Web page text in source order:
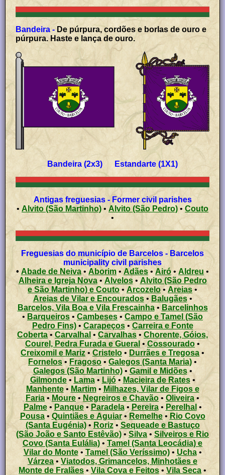
Bandeira - De púrpura, cordões e borlas de ouro e
púrpura. Haste e lança de ouro.
Bandeira (2x3) Estandarte (1X1)
Antigas freguesias - Former civil parishes
•
Alvito (São Martinho)• Alvito (São Pedro) • Couto
•
Freguesias do município de Barcelos - Barcelos
municipality civil parishes
• Abade de Neiva• Aborim • Adães • Airó • Aldreu •
Alheira e Igreja Nova• Alvelos• Alvito (São Pedro
e São Martinho) e Couto • Arcozelo • Areias•
Areias de Vilar e Encourados• Balugães•
Barcelos, Vila Boa e Vila Frescainha• Barcelinhos
• Barqueiros • Cambeses •Campo e Tamel (São
Pedro Fins)• Carapeços• Carreira e Fonte
Coberta • Carvalhal • Carvalhas • Chorente, Góios,
Courel, Pedra Furada e Gueral •Cossourado •
Creixomil e Mariz•Cristelo • Durrães e Tregosa •
Fornelos • Fragoso • Galegos (Santa Maria) •
Galegos (São Martinho)• Gamil e Midões•
Gilmonde• Lama• Lijó• Macieira de Rates•
Manhente• Martim• Milhazes, Vilar de Figos e
Faria• Moure• Negreiros e Chavão • Oliveira•
Palme• Panque•Paradela•Pereira• Perelhal •
Pousa• Quintiães e Aguiar• Remelhe• Rio Covo
(Santa Eugénia)• Roriz• Sequeade e Bastuço
(São João e Santo Estêvão) • Silva • Silveiros e Rio
Covo (Santa Eulália) • Tamel (Santa Leocádia) e
Vilar do Monte•Tamel (São Veríssimo)• Ucha•
Várzea • Viatodos, Grimancelos, Minhotães e
Monte de Fralães •Vila Cova e Feitos • Vila Seca •